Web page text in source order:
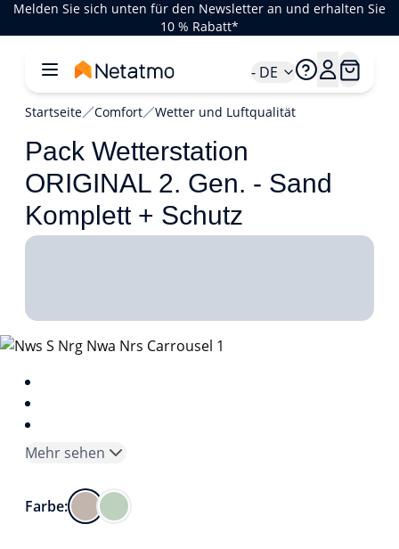
Melden Sie sich unten für den Newsletter an und erhalten Sie
10 % Rabatt*
- DE
Startseite Comfort Wetter und Luftqualität
Pack Wetterstation
ORIGINAL 2. Gen. - Sand
Komplett + Schutz
1/1
Mehr sehen
Farbe: